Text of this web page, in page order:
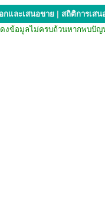
กและเสนอขาย สถิติการเสน
งข้อมูลไม่ครบถ้วนหากพบปั